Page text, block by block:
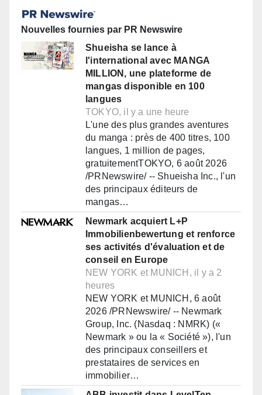
Nouvelles fournies par PR Newswire
Shueisha se lance à
l'international avec MANGA
MILLION, une plateforme de
mangas disponible en 100
langues
TOKYO, il y a une heure
L'une des plus grandes aventures
du manga : près de 400 titres, 100
langues, 1 million de pages,
gratuitementTOKYO, 6 août 2026
/PRNewswire/ -- Shueisha Inc., l'un
des principaux éditeurs de
mangas…
Newmark acquiert L+P
Immobilienbewertung et renforce
ses activités d'évaluation et de
conseil en Europe
NEW YORK et MUNICH, il y a 2
heures
NEW YORK et MUNICH, 6 août
2026 /PRNewswire/ -- Newmark
Group, Inc. (Nasdaq : NMRK) («
Newmark » ou la « Société »), l'un
des principaux conseillers et
prestataires de services en
immobilier…